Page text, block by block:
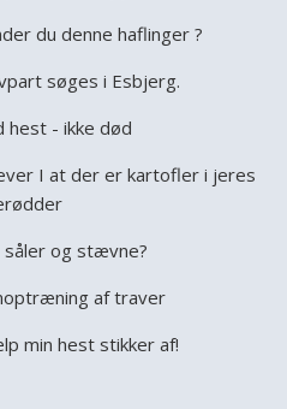
du denne haflinger ?
søges i Esbjerg.
hest - ikke død
I at der er kartofler i jeres
såler og stævne?
af traver
min hest stikker af!